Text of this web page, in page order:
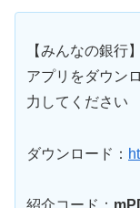
【みんなの銀行
アプリをダウン
力してください
ダウンロード：